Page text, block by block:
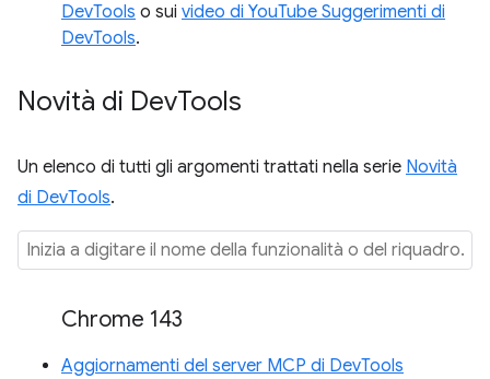
DevTools o sui video di YouTube Suggerimenti di
DevTools.
Novità di DevTools
Un elenco di tutti gli argomenti trattati nella serie Novità
di DevTools.
Chrome 143
Aggiornamenti del server MCP di DevTools